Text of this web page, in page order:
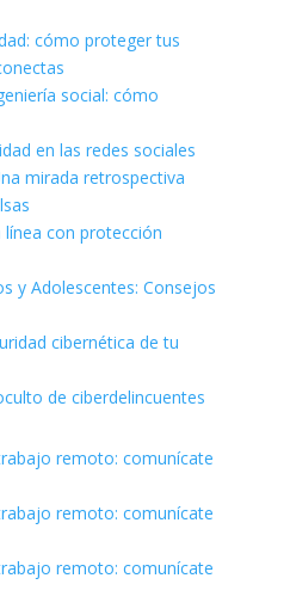
cómo proteger tus
social: cómo
en las redes sociales
mirada retrospectiva
con protección
y Adolescentes: Consejos
cibernética de tu
de ciberdelincuentes
remoto: comunícate
remoto: comunícate
remoto: comunícate